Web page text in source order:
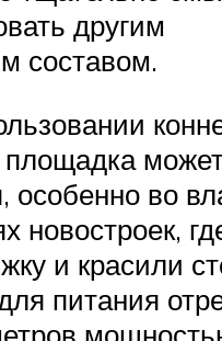
другим
составом.
площадка
особенно во
новостроек,
и красили
питания